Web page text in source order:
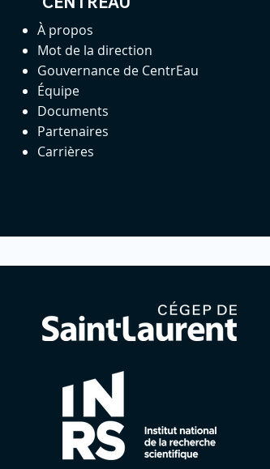
À propos
Mot de la direction
Gouvernance de CentrEau
Équipe
Documents
Partenaires
Carrières